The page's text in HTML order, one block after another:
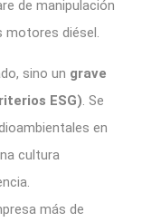
de manipulación
motores diésel.
sino un grave
ESG). Se
en
cultura
más de